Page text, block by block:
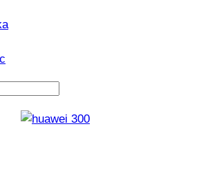
Einhell Professional CP-
prije